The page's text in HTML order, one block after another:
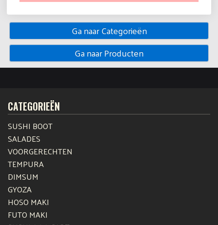
Ga naar Categorieën
Ga naar Producten
CATEGORIEËN
SUSHI BOOT
SALADES
VOORGERECHTEN
TEMPURA
DIMSUM
GYOZA
HOSO MAKI
FUTO MAKI